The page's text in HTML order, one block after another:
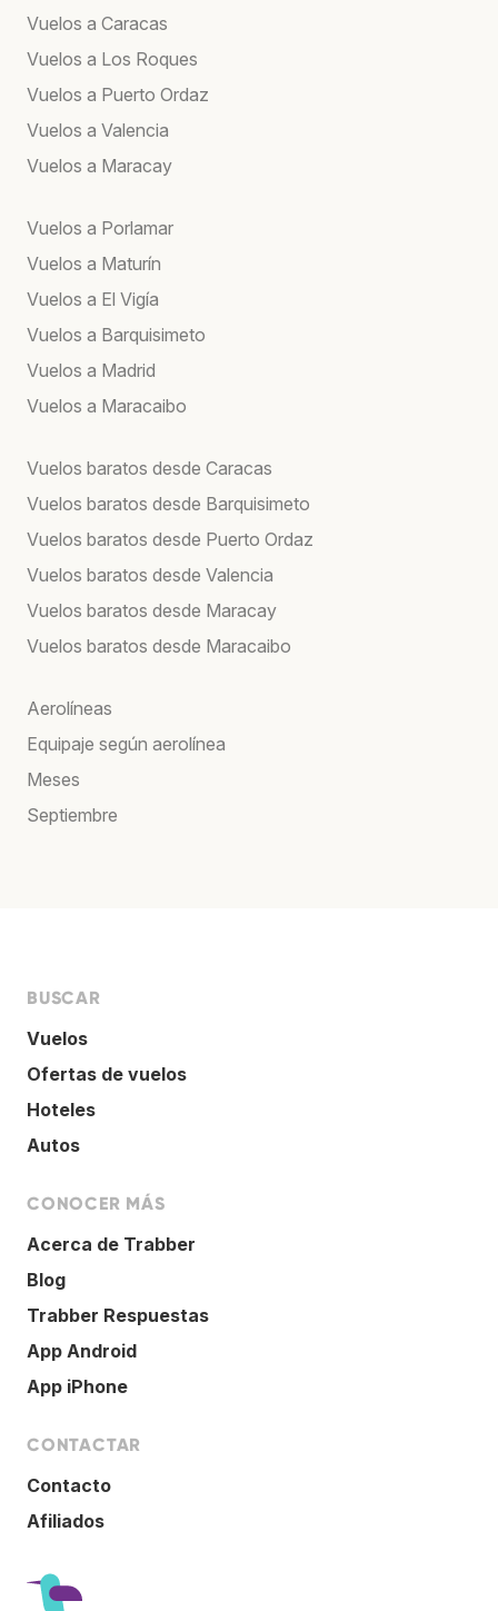
Vuelos a Caracas
Vuelos a Los Roques
Vuelos a Puerto Ordaz
Vuelos a Valencia
Vuelos a Maracay
Vuelos a Porlamar
Vuelos a Maturín
Vuelos a El Vigía
Vuelos a Barquisimeto
Vuelos a Madrid
Vuelos a Maracaibo
Vuelos baratos desde Caracas
Vuelos baratos desde Barquisimeto
Vuelos baratos desde Puerto Ordaz
Vuelos baratos desde Valencia
Vuelos baratos desde Maracay
Vuelos baratos desde Maracaibo
Aerolíneas
Equipaje según aerolínea
Meses
Septiembre
BUSCAR
Vuelos
Ofertas de vuelos
Hoteles
Autos
CONOCER MÁS
Acerca de Trabber
Blog
Trabber Respuestas
App Android
App iPhone
CONTACTAR
Contacto
Afiliados